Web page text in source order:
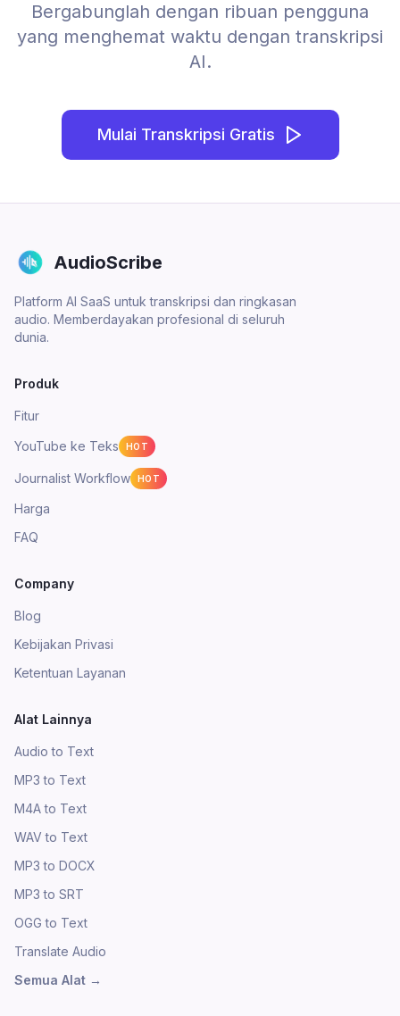
Bergabunglah dengan ribuan pengguna
yang menghemat waktu dengan transkripsi
AI.
Mulai Transkripsi Gratis
AudioScribe
Platform AI SaaS untuk transkripsi dan ringkasan
audio. Memberdayakan profesional di seluruh
dunia.
Produk
Fitur
YouTube ke Teks
HOT
Journalist Workflow HOT
Harga
FAQ
Company
Blog
Kebijakan Privasi
Ketentuan Layanan
Alat Lainnya
Audio to Text
MP3 to Text
M4A to Text
WAV to Text
MP3 to DOCX
MP3 to SRT
OGG to Text
Translate Audio
Semua Alat →